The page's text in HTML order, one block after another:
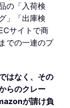
の「入荷検
」「出庫検
サイトで商
での一連のプ
はなく、その
らのクレー
が請け負